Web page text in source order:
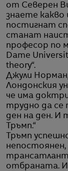
от Северен
знаете какво
постигнат
станат
професор по
Dame
theory“.
Джули
Лондонския
че има
трудно да се
ден на ден. И
Тръмп.“
Тръмп
непостоянен,
отбраната. И